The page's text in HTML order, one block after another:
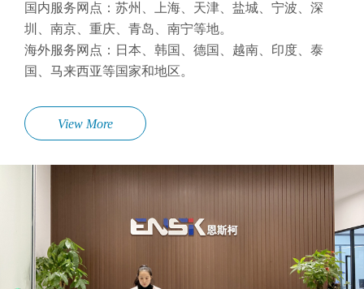
国内服务网点：苏州、上海、天津、盐城、宁波、深
圳、南京、重庆、青岛、南宁等地。
海外服务网点：日本、韩国、德国、越南、印度、泰
国、马来西亚等国家和地区。
View More